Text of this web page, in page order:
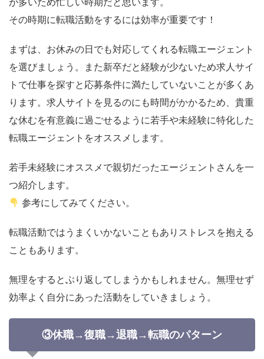
が多いため忙しい時期だと思います。
その時期に転職活動をするには効率が重要です！
まずは、お休みの日でも対応してくれる転職エージェント
を選びましょう。また新卒だと経験が少ないため求人サイ
トで仕事を探すと応募条件に満たしていないことが多くあ
ります。求人サイトを見るのにも時間がかかるため、貴重
な休むを有意義に過ごせるように若手や未経験に特化した
転職エージェント をオススメします。
若手未経験にオススメで親切だったエージェントさんを一
つ紹介します。
参考にしてみてください。
転職活動ではうまくいかないこともありストレスを抱える
こともあります。
無理をするとぶり返してしまうかもしれません。無理せず
効率よく自分にあった活動をしていきましょう。
③休職→復職→退職→転職のパターン